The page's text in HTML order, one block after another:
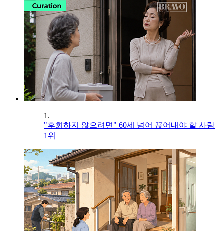
1.
"후회하지 않으려면" 60세 넘어 끊어내야 할 사람
1위